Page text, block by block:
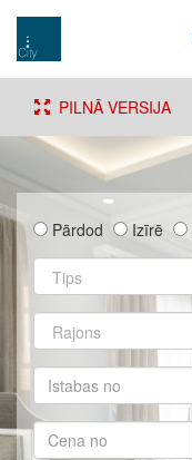
PILNĀ VERSIJA
Pārdod Izīrē